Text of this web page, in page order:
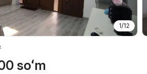
1/12
soʻm